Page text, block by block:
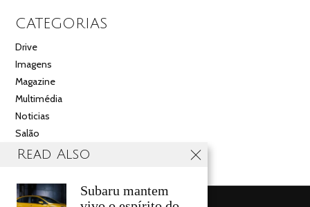
CATEGORIAS
Drive
Imagens
Magazine
Multimédia
Noticias
Salão
Videos
Read Also
Subaru mantem